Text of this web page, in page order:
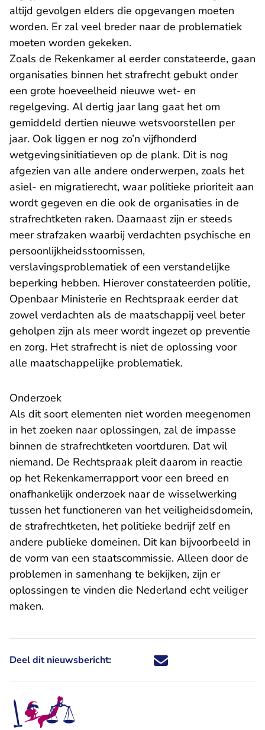
altijd gevolgen elders die opgevangen moeten
worden. Er zal veel breder naar de problematiek
moeten worden gekeken.
Zoals de Rekenkamer al eerder constateerde, gaan
organisaties binnen het strafrecht gebukt onder
een grote hoeveelheid nieuwe wet- en
regelgeving. Al dertig jaar lang gaat het om
gemiddeld dertien nieuwe wetsvoorstellen per
jaar. Ook liggen er nog zo’n vijfhonderd
wetgevingsinitiatieven op de plank. Dit is nog
afgezien van alle andere onderwerpen, zoals het
asiel- en migratierecht, waar politieke prioriteit aan
wordt gegeven en die ook de organisaties in de
strafrechtketen raken. Daarnaast zijn er steeds
meer strafzaken waarbij verdachten psychische en
persoonlijkheidsstoornissen,
verslavingsproblematiek of een verstandelijke
beperking hebben. Hierover constateerden politie,
Openbaar Ministerie en Rechtspraak eerder dat
zowel verdachten als de maatschappij veel beter
geholpen zijn als meer wordt ingezet op preventie
en zorg. Het strafrecht is niet de oplossing voor
alle maatschappelijke problematiek.
Onderzoek
Als dit soort elementen niet worden meegenomen
in het zoeken naar oplossingen, zal de impasse
binnen de strafrechtketen voortduren. Dat wil
niemand. De Rechtspraak pleit daarom in reactie
op het Rekenkamerrapport voor een breed en
onafhankelijk onderzoek naar de wisselwerking
tussen het functioneren van het veiligheidsdomein,
de strafrechtketen, het politieke bedrijf zelf en
andere publieke domeinen. Dit kan bijvoorbeeld in
de vorm van een staatscommissie. Alleen door de
problemen in samenhang te bekijken, zijn er
oplossingen te vinden die Nederland echt veiliger
maken.
Deel dit nieuwsbericht: Deel dit nieuwsbericht via X -
Deel dit nieuwsbericht via
Deel dit nieuwsbericht
Deel dit